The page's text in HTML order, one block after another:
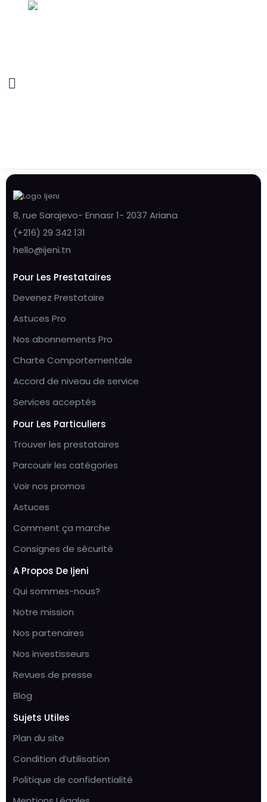
8, rue Sarajevo- Ennasr 1- 2037 Ariana
(+216) 29 342 131
hello@ijeni.tn
Pour Les Prestataires
Devenez Prestataire
Astuces Pro
Nos abonnements Pro
Charte Comportementale
Accord de niveau de service
Services acceptés
Pour Les Particuliers
Trouver les prestataires
Parcourir les catégories
Voir nos promos
Astuces
Comment ça marche
Consignes de sécurité
A Propos De Ijeni
Qui sommes-nous?
Notre mission
Nos partenaires
Nos investisseurs
Revues de presse
Blog
Sujets Utiles
Plan du site
Condition d’utilisation
Politique de confidentialité